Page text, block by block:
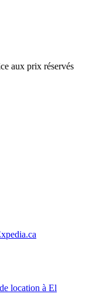
aux prix réservés
location à El